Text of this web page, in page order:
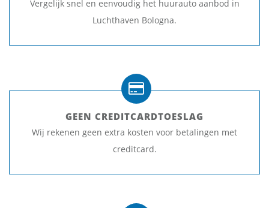
Vergelijk snel en eenvoudig het huurauto aanbod in
Luchthaven Bologna.
GEEN CREDITCARDTOESLAG
Wij rekenen geen extra kosten voor betalingen met
creditcard.